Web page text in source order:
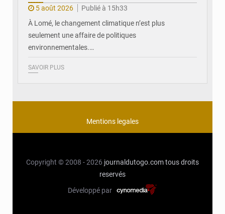
5 août 2026
Publié à 15h33
À Lomé, le changement climatique n’est plus
seulement une affaire de politiques
environnementales.…
SAVOIR PLUS
Mentions legales
Copyright © 2008 - 2026 journaldutogo.comtous droits
reservés
Développé par